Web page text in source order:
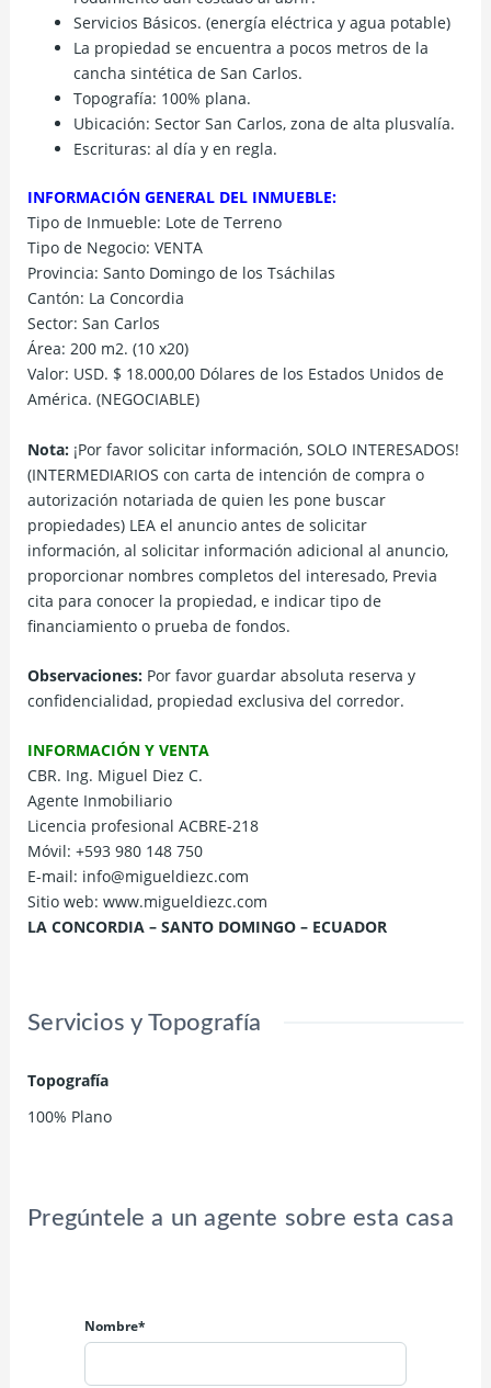
Servicios Básicos. (energía eléctrica y agua potable)
La propiedad se encuentra a pocos metros de la
cancha sintética de San Carlos.
Topografía: 100% plana.
Ubicación: Sector San Carlos, zona de alta plusvalía.
Escrituras: al día y en regla.
INFORMACIÓN GENERAL DEL INMUEBLE:
Tipo de Inmueble: Lote de Terreno
Tipo de Negocio: VENTA
Provincia: Santo Domingo de los Tsáchilas
Cantón: La Concordia
Sector: San Carlos
Área: 200 m2. (10 x20)
Valor: USD. $ 18.000,00 Dólares de los Estados Unidos de
América. (NEGOCIABLE)
Nota: ¡Por favor solicitar información, SOLO INTERESADOS!
(INTERMEDIARIOS con carta de intención de compra o
autorización notariada de quien les pone buscar
propiedades) LEA el anuncio antes de solicitar
información, al solicitar información adicional al anuncio,
proporcionar nombres completos del interesado, Previa
cita para conocer la propiedad, e indicar tipo de
financiamiento o prueba de fondos.
Observaciones: Por favor guardar absoluta reserva y
confidencialidad, propiedad exclusiva del corredor.
INFORMACIÓN Y VENTA
CBR. Ing. Miguel Diez C.
Agente Inmobiliario
Licencia profesional ACBRE-218
Móvil: +593 980 148 750
E-mail: info@migueldiezc.com
Sitio web: www.migueldiezc.com
LA CONCORDIA – SANTO DOMINGO – ECUADOR
Servicios y Topografía
Topografía
100% Plano
Pregúntele a un agente sobre esta casa
Nombre*